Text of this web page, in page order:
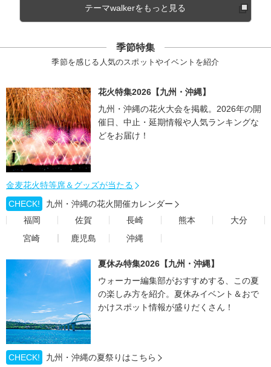
テーマwalkerをもっと見る
季節特集
季節を感じる人気のスポットやイベントを紹介
花火特集2026【九州・沖縄】
九州・沖縄の花火大会を掲載。2026年の開
催日、中止・延期情報や人気ランキングな
どをお届け！
金麦花火特等席＆グッズが当たる
CHECK!
九州・沖縄の花火開催カレンダー
福岡
佐賀 長崎 熊本
大分
宮崎
鹿児島 沖縄
夏休み特集2026【九州・沖縄】
ウォーカー編集部がおすすめする、この夏
の楽しみ方を紹介。夏休みイベント＆おで
かけスポット情報が盛りだくさん！
CHECK!
九州・沖縄の夏祭りはこちら